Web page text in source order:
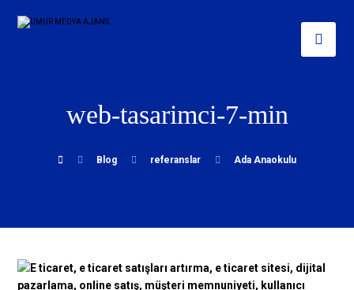
web-tasarimci-7-min
Blog referanslar Ada Anaokulu